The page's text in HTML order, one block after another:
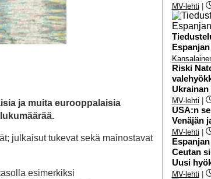
ja muita eurooppalaisia
julkaisut tukevat sekä mainostavat
esimerkiksi
MV-lehti
Riski
Ukrainan
MV-lehti
USA:n
Venäjän
MV-lehti
Ceutan
Uusi
MV-lehti